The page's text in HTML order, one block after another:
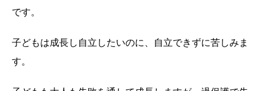
です。
子どもは成長し自立したいのに、自立できずに苦しみま
す。